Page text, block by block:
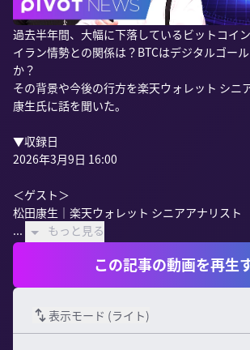
過去半年間、大幅に下落しているビットコイン
イラン情勢との関係は？BTCはデジタルゴー
か？
その背景や今後の行方を楽天ウォレット シニ
康生氏に話を聞いた。
▼収録日
2026年3月9日 16:00
＜ゲスト＞
松田康生｜楽天ウォレット シニアアナリスト
...
もっと見る
この記事の動画を再生
表示モード (ライト)